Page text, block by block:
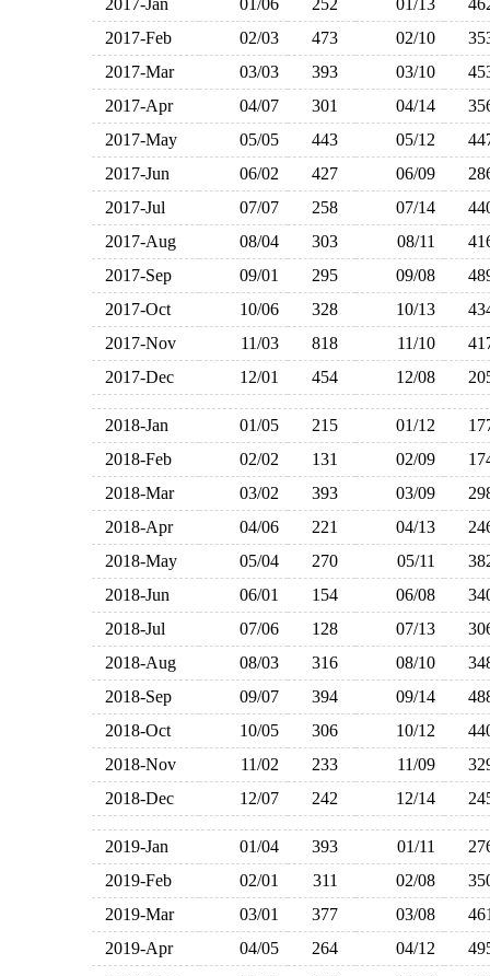
2017-Jan 01/06 252 01/13
2017-Feb
02/03 473 02/10
2017-Mar
03/03 393 03/10
2017-Apr
04/07 301 04/14
2017-May
05/05 443 05/12
2017-Jun
06/02 427 06/09
2017-Jul
07/07 258 07/14
2017-Aug
08/04 303 08/11
2017-Sep
09/01 295 09/08
2017-Oct
10/06 328 10/13
2017-Nov
11/03 818 11/10
2017-Dec
12/01 454 12/08
2018-Jan 01/05 215 01/12
2018-Feb
02/02 131 02/09
2018-Mar
03/02 393 03/09
2018-Apr
04/06 221 04/13
2018-May
05/04 270 05/11
2018-Jun
06/01 154 06/08
2018-Jul
07/06 128 07/13
2018-Aug
08/03 316 08/10
2018-Sep
09/07 394 09/14
2018-Oct
10/05 306 10/12
2018-Nov
11/02 233 11/09
2018-Dec
12/07 242 12/14
2019-Jan 01/04 393 01/11
2019-Feb
02/01 311 02/08
2019-Mar
03/01 377 03/08
2019-Apr
04/05 264 04/12